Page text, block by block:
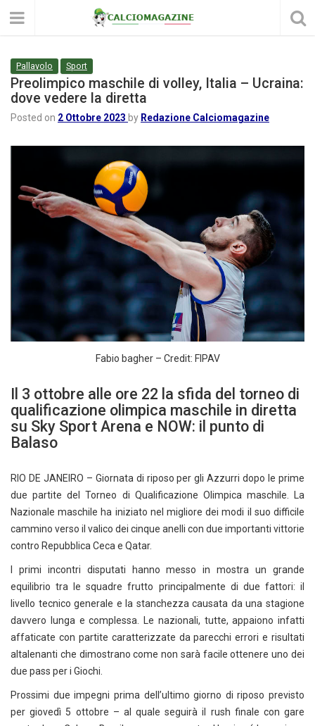
Pallavolo Sport
Preolimpico maschile di volley, Italia – Ucraina:
dove vedere la diretta
Posted on 2 Ottobre 2023 by Redazione Calciomagazine
Fabio bagher – Credit: FIPAV
Il 3 ottobre alle ore 22 la sfida del torneo di
qualificazione olimpica maschile in diretta
su Sky Sport Arena e NOW: il punto di
Balaso
RIO DE JANEIRO – Giornata di riposo per gli Azzurri dopo le prime
due partite del Torneo di Qualificazione Olimpica maschile. La
Nazionale maschile ha iniziato nel migliore dei modi il suo difficile
cammino verso il valico dei cinque anelli con due importanti vittorie
contro Repubblica Ceca e Qatar.
I primi incontri disputati hanno messo in mostra un grande
equilibrio tra le squadre frutto principalmente di due fattori: il
livello tecnico generale e la stanchezza causata da una stagione
davvero lunga e complessa. Le nazionali, tutte, appaiono infatti
affaticate con partite caratterizzate da parecchi errori e risultati
altalenanti che dimostrano come non sarà facile ottenere uno dei
due pass per i Giochi.
Prossimi due impegni prima dell’ultimo giorno di riposo previsto
per giovedì 5 ottobre – al quale seguirà il rush finale con gare